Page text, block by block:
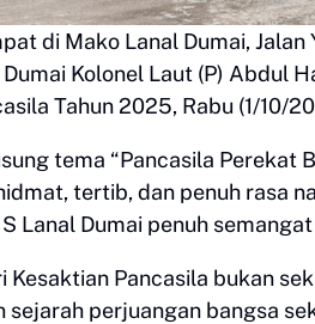
di Mako Lanal Dumai,
Kolonel Laut (P) Abdul
Tahun 2025, Rabu (1/10/
tema “Pancasila Perekat
tertib, dan penuh rasa
Lanal Dumai penuh
Kesaktian Pancasila bukan
sejarah perjuangan bangsa